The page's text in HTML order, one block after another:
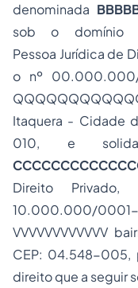
denominada
sob o domínio
Pessoa Jurídica de
o nº 00.000.000/
Itaquera - Cidade
010, e
Direito
10.000.000/
VVVVVVVVVVVV
CEP: 04.548-005,
direito que a seguir